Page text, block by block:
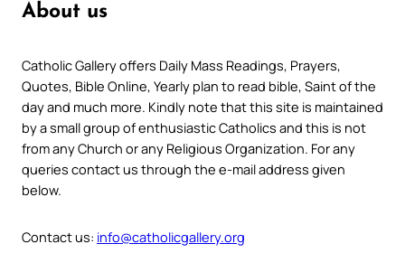
About us
Catholic Gallery offers Daily Mass Readings, Prayers,
Quotes, Bible Online, Yearly plan to read bible, Saint of the
day and much more. Kindly note that this site is maintained
by a small group of enthusiastic Catholics and this is not
from any Church or any Religious Organization. For any
queries contact us through the e-mail address given
below.
Contact us: info@catholicgallery.org